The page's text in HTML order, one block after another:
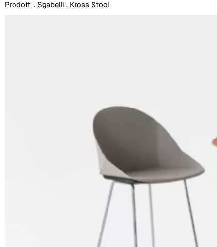
Prodotti . Sgabelli . Kross Stool